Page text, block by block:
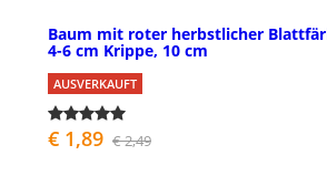
Baum mit roter herbstlicher
4-6 cm Krippe, 10 cm
AUSVERKAUFT
€ 1,89 € 2,49